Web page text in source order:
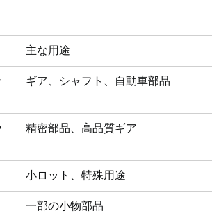
主な用途
ギア、シャフト、自動車部品
精密部品、高品質ギア
小ロット、特殊用途
一部の小物部品